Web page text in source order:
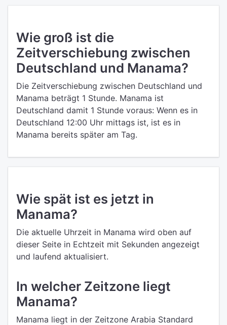
Wie groß ist die
Zeitverschiebung zwischen
Deutschland und Manama?
Die Zeitverschiebung zwischen Deutschland und
Manama beträgt 1 Stunde. Manama ist
Deutschland damit 1 Stunde voraus: Wenn es in
Deutschland 12:00 Uhr mittags ist, ist es in
Manama bereits später am Tag.
Wie spät ist es jetzt in
Manama?
Die aktuelle Uhrzeit in Manama wird oben auf
dieser Seite in Echtzeit mit Sekunden angezeigt
und laufend aktualisiert.
In welcher Zeitzone liegt
Manama?
Manama liegt in der Zeitzone Arabia Standard